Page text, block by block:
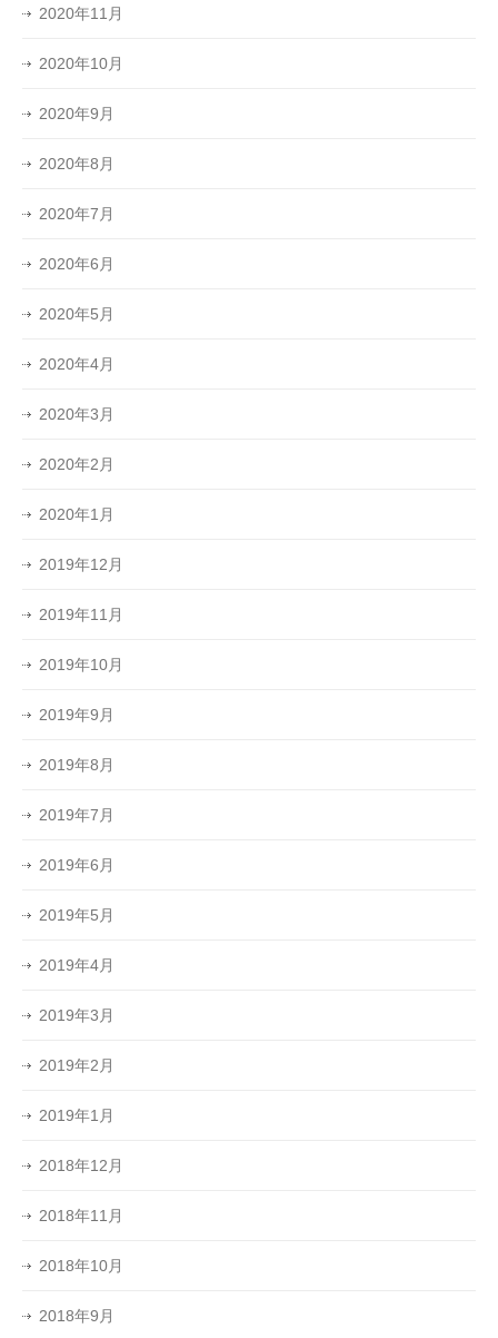
2020年11月
2020年10月
2020年9月
2020年8月
2020年7月
2020年6月
2020年5月
2020年4月
2020年3月
2020年2月
2020年1月
2019年12月
2019年11月
2019年10月
2019年9月
2019年8月
2019年7月
2019年6月
2019年5月
2019年4月
2019年3月
2019年2月
2019年1月
2018年12月
2018年11月
2018年10月
2018年9月